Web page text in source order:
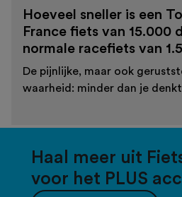
Hoeveel sneller is een
France fiets van 15.000
normale racefiets van
De pijnlijke, maar ook
waarheid: minder dan je
Haal meer uit
voor het PLUS